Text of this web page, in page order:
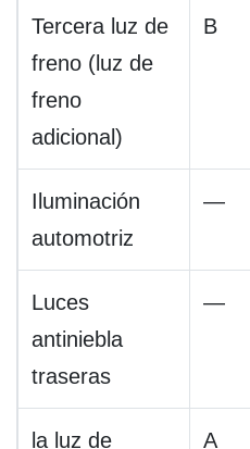
Tercera luz de
freno (luz de
freno
adicional)
B
Iluminación
automotriz
—
Luces
antiniebla
traseras
—
la luz de A